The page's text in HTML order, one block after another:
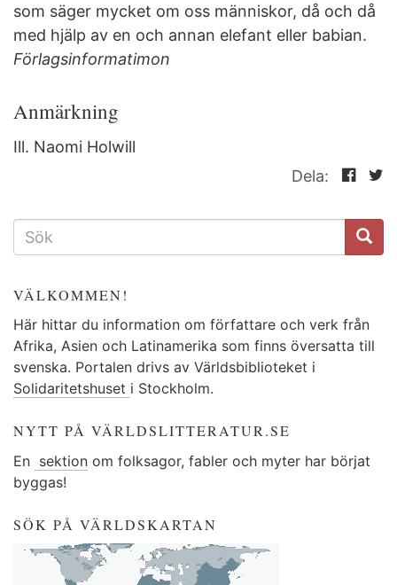
som säger mycket om oss människor, då och då
med hjälp av en och annan elefant eller babian.
Förlagsinformatimon
Anmärkning
Ill. Naomi Holwill
Dela:
SÖKFORMULÄR
VÄLKOMMEN!
Här hittar du information om författare och verk från
Afrika, Asien och Latinamerika som finns översatta till
svenska. Portalen drivs av Världsbiblioteket i
Solidaritetshuset i Stockholm.
NYTT PÅ VÄRLDSLITTERATUR.SE
En sektion om folksagor, fabler och myter har börjat
byggas!
SÖK PÅ VÄRLDSKARTAN